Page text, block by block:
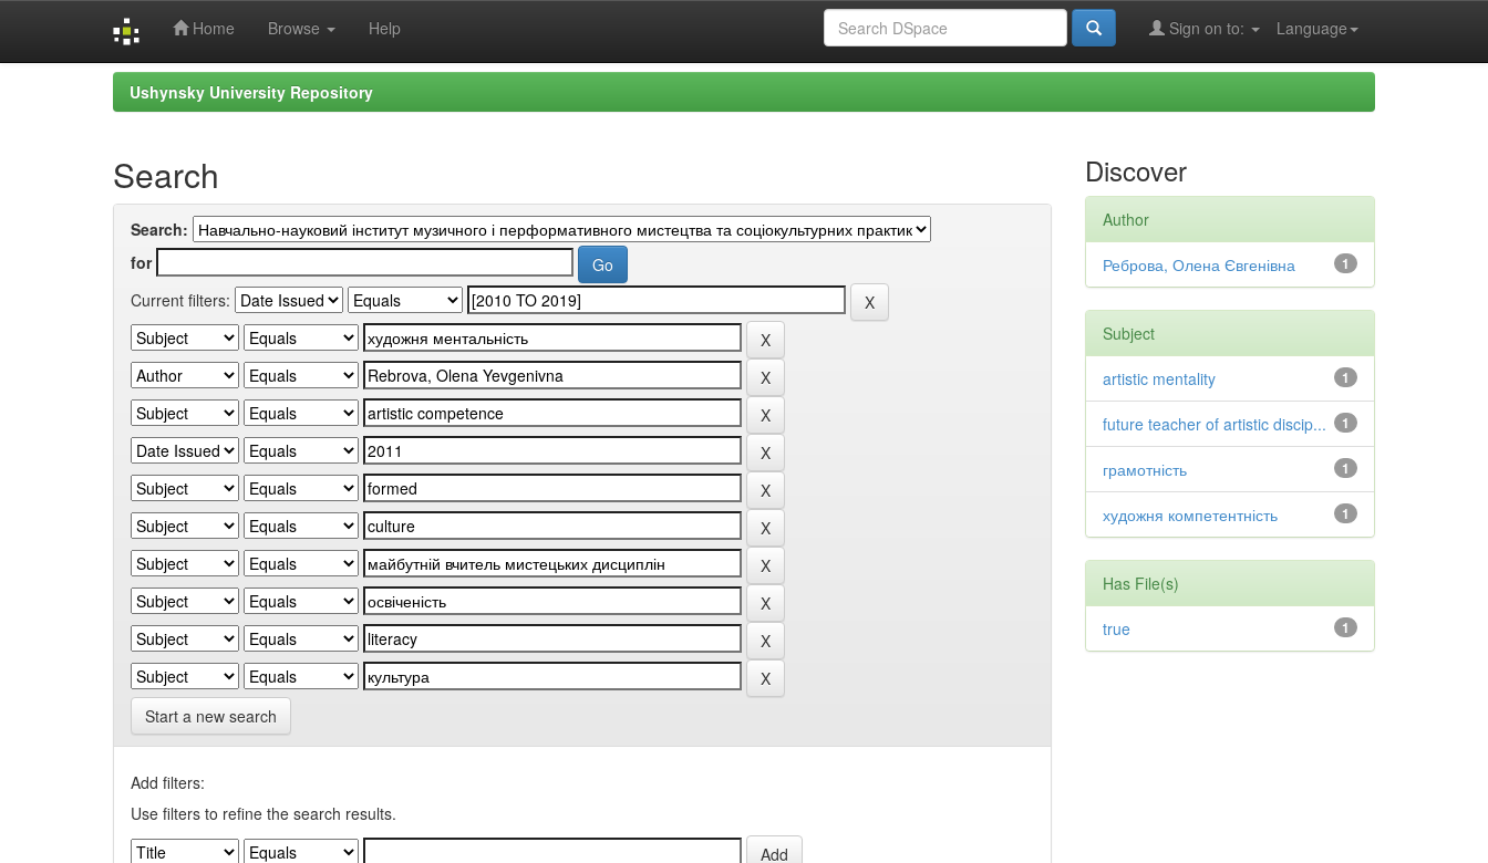
Home Browse Help Language
Sign on to:
Ushynsky University Repository
Search
Search:
for
Current filters:
Start a new search
Add filters:
Use filters to refine the search results.
Discover
Author
1
Реброва, Олена Євгенівна
Subject
1
artistic mentality
1
future teacher of artistic discip...
1
грамотність
1
художня компетентність
Has File(s)
1
true